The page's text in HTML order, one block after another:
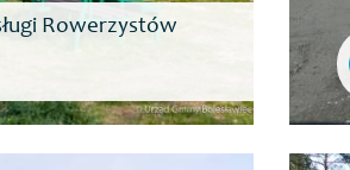
Rowerzystów